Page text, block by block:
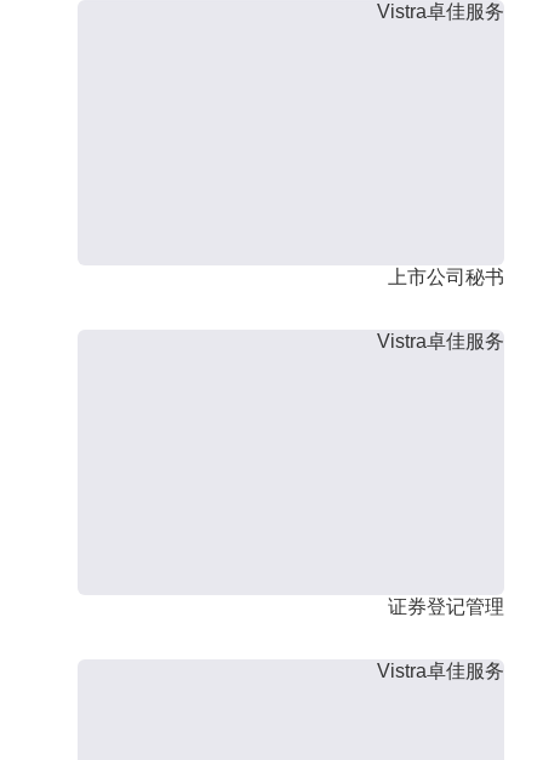
Vistra卓佳服务
上市公司秘书
Vistra卓佳服务
证券登记管理
Vistra卓佳服务